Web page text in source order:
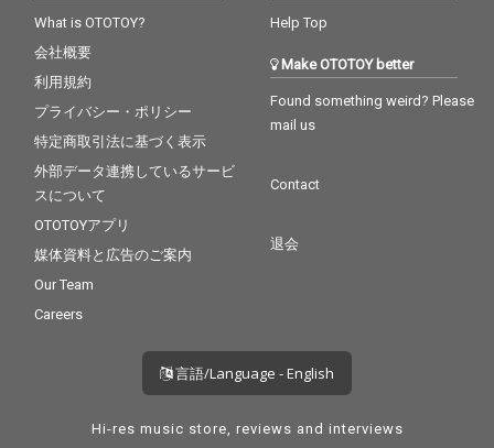
What is OTOTOY?
会社概要
利用規約
プライバシー・ポリシー
特定商取引法に基づく表示
外部データ連携しているサービ
スについて
OTOTOYアプリ
媒体資料と広告のご案内
Our Team
Careers
Help Top
Make OTOTOY better
Found something weird? Please
mail us
Contact
退会
言語/Language - English
Hi-res music store, reviews and interviews